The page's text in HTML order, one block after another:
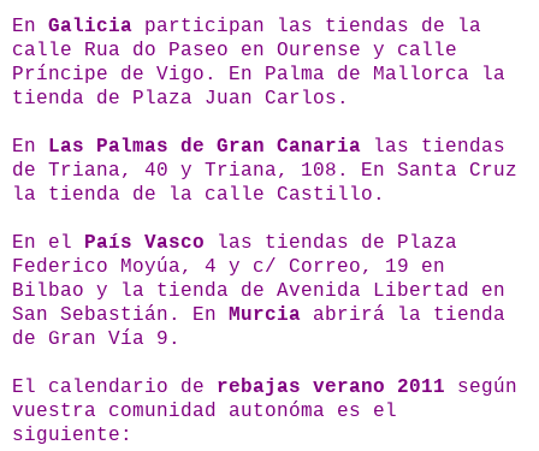
En Galicia participan las tiendas de la
calle Rua do Paseo en Ourense y calle
Príncipe de Vigo. En Palma de Mallorca la
tienda de Plaza Juan Carlos.
En Las Palmas de Gran Canaria las tiendas
de Triana, 40 y Triana, 108. En Santa Cruz
la tienda de la calle Castillo.
En el País Vasco
las tiendas de Plaza
Federico Moyúa, 4 y c/ Correo, 19 en
Bilbao y la tienda de Avenida Libertad en
San Sebastián. En Murcia abrirá la tienda
de Gran Vía 9.
El calendario de rebajas verano 2011 según
vuestra comunidad autonóma es el
siguiente: